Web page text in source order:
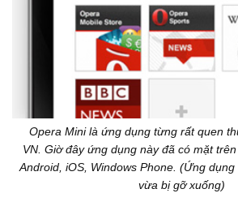
Opera Mini là ứng dụng từng rất quen
VN. Giờ đây ứng dụng này đã có mặt
Android, iOS, Windows Phone. (Ứng
vừa bị gỡ xuống)